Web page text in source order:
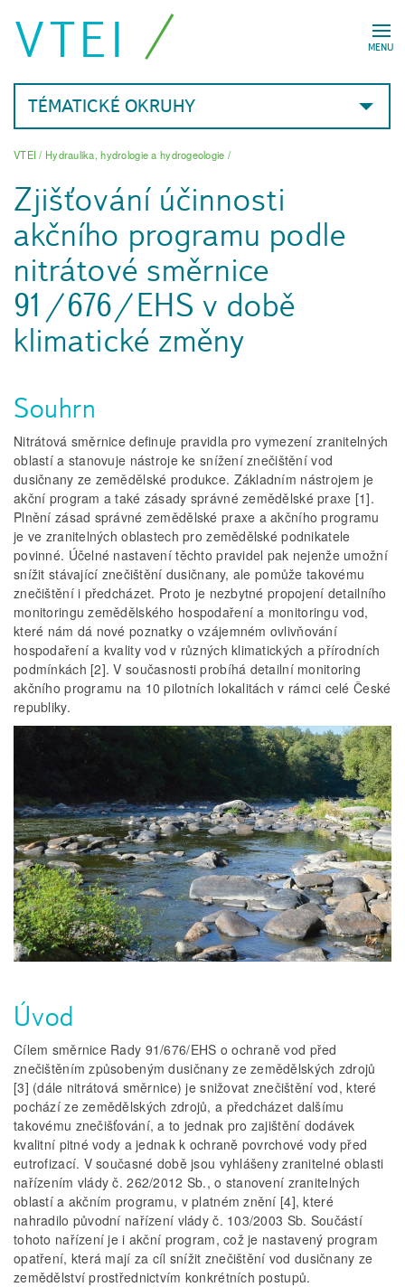
MENU
VTEI
TÉMATICKÉ OKRUHY
VTEI/ Hydraulika, hydrologie a hydrogeologie /
Zjišťování účinnosti
akčního programu podle
nitrátové směrnice
91/676/EHS v době
klimatické změny
Souhrn
Nitrátová směrnice definuje pravidla pro vymezení zranitelných
oblastí a stanovuje nástroje ke snížení znečištění vod
dusičnany ze zemědělské produkce. Základním nástrojem je
akční program a také zásady správné zemědělské praxe [1].
Plnění zásad správné zemědělské praxe a akčního programu
je ve zranitelných oblastech pro zemědělské podnikatele
povinné. Účelné nastavení těchto pravidel pak nejenže umožní
snížit stávající znečištění dusičnany, ale pomůže takovému
znečištění i předcházet. Proto je nezbytné propojení detailního
monitoringu zemědělského hospodaření a monitoringu vod,
které nám dá nové poznatky o vzájemném ovlivňování
hospodaření a kvality vod v různých klimatických a přírodních
podmínkách [2]. V současnosti probíhá detailní monitoring
akčního programu na 10 pilotních lokalitách v rámci celé České
republiky.
Úvod
Cílem směrnice Rady 91/676/EHS o ochraně vod před
znečištěním způsobeným dusičnany ze zemědělských zdrojů
[3] (dále nitrátová směrnice) je snižovat znečištění vod, které
pochází ze zemědělských zdrojů, a předcházet dalšímu
takovému znečišťování, a to jednak pro zajištění dodávek
kvalitní pitné vody a jednak k ochraně povrchové vody před
eutrofizací. V současné době jsou vyhlášeny zranitelné oblasti
nařízením vlády č. 262/2012 Sb., o stanovení zranitelných
oblastí a akčním programu, v platném znění [4], které
nahradilo původní nařízení vlády č. 103/2003 Sb. Součástí
tohoto nařízení je i akční program, což je nastavený program
opatření, která mají za cíl snížit znečištění vod dusičnany ze
zemědělství prostřednictvím konkrétních postupů.